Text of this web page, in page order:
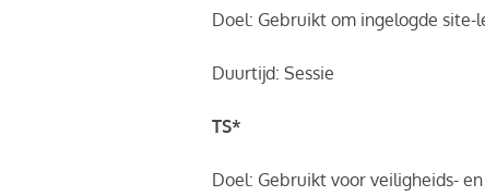
Doel: Gebruikt om ingelogde
Duurtijd: Sessie
TS*
Doel: Gebruikt voor veiligheids-